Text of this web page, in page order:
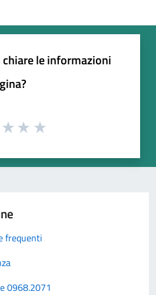
le informazioni
frequenti
0968.2071